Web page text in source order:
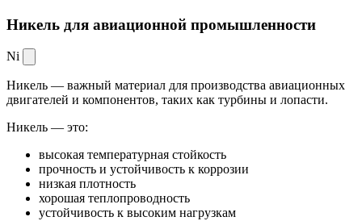
Никель для авиационной промышленности
Ni
Никель — важный материал для производства авиационных
двигателей и компонентов, таких как турбины и лопасти.
Никель — это:
высокая температурная стойкость
прочность и устойчивость к коррозии
низкая плотность
хорошая теплопроводность
устойчивость к высоким нагрузкам